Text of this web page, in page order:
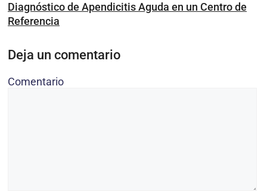
Diagnóstico de Apendicitis Aguda en un Centro de
Referencia
Deja un comentario
Comentario